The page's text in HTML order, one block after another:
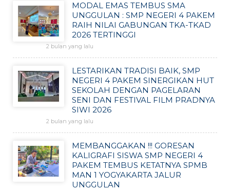
MODAL EMAS TEMBUS SMA
UNGGULAN : SMP NEGERI 4 PAKEM
RAIH NILAI GABUNGAN TKA-TKAD
2026 TERTINGGI
2 bulan yang lalu
LESTARIKAN TRADISI BAIK, SMP
NEGERI 4 PAKEM SINERGIKAN HUT
SEKOLAH DENGAN PAGELARAN
SENI DAN FESTIVAL FILM PRADNYA
SIWI 2026
2 bulan yang lalu
MEMBANGGAKAN !!! GORESAN
KALIGRAFI SISWA SMP NEGERI 4
PAKEM TEMBUS KETATNYA SPMB
MAN 1 YOGYAKARTA JALUR
UNGGULAN